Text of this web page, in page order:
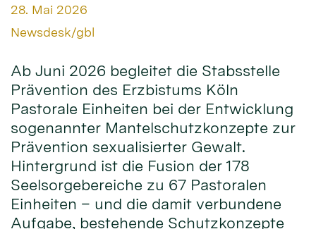
Datum:
28. Mai 2026
Von:
Newsdesk/gbl
Ab Juni 2026 begleitet die Stabsstelle
Prävention des Erzbistums Köln
Pastorale Einheiten bei der Entwicklung
sogenannter Mantelschutzkonzepte zur
Prävention sexualisierter Gewalt.
Hintergrund ist die Fusion der 178
Seelsorgebereiche zu 67 Pastoralen
Einheiten – und die damit verbundene
Aufgabe, bestehende Schutzkonzepte